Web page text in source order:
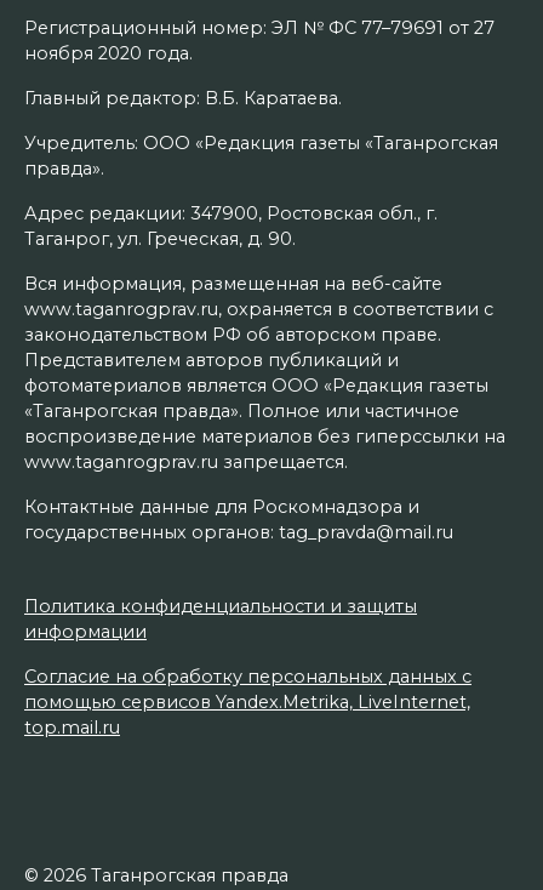
Регистрационный номер: ЭЛ № ФС 77–79691 от 27
ноября 2020 года.
Главный редактор: В.Б. Каратаева.
Учредитель: ООО «Редакция газеты «Таганрогская
правда».
Адрес редакции: 347900, Ростовская обл., г.
Таганрог, ул. Греческая, д. 90.
Вся информация, размещенная на веб-сайте
www.taganrogprav.ru, охраняется в соответствии с
законодательством РФ об авторском праве.
Представителем авторов публикаций и
фотоматериалов является ООО «Редакция газеты
«Таганрогская правда». Полное или частичное
воспроизведение материалов без гиперссылки на
www.taganrogprav.ru запрещается.
Контактные данные для Роскомнадзора и
государственных органов: tag_pravda@mail.ru
Политика конфиденциальности и защиты
информации
Согласие на обработку персональных данных с
помощью сервисов Yandex.Metrika, LiveInternet,
top.mail.ru
© 2026 Таганрогская правда